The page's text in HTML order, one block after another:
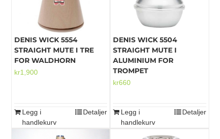
velges
DENIS WICK 5554
STRAIGHT MUTE I TRE
FOR WALDHORN
kr1,900
Legg i
handlekurv
Detaljer
DENIS WICK 5504
STRAIGHT MUTE I
ALUMINIUM FOR
TROMPET
kr660
Legg i
handlekurv
Detaljer